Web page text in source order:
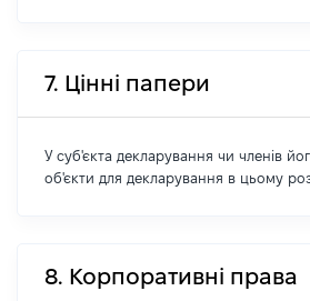
7. Цінні папери
У суб'єкта декларування чи членів
об'єкти для декларування в цьому
8. Корпоративні права